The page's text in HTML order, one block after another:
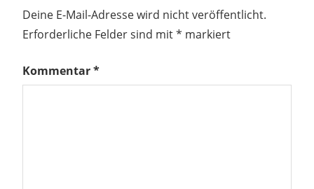
Deine E-Mail-Adresse wird nicht veröffentlicht.
Erforderliche Felder sind mit* markiert
Kommentar*